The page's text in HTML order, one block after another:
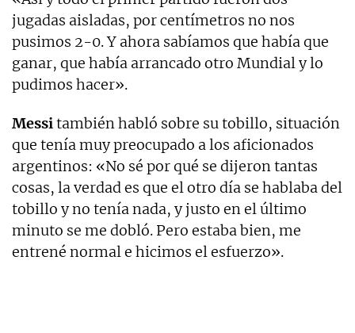
jugadas aisladas, por centímetros no nos
pusimos 2-0. Y ahora sabíamos que había que
ganar, que había arrancado otro Mundial y lo
pudimos hacer».
Messitambién habló sobre su tobillo, situación
que tenía muy preocupado a los aficionados
argentinos: «No sé por qué se dijeron tantas
cosas, la verdad es que el otro día se hablaba del
tobillo y no tenía nada, y justo en el último
minuto se me dobló. Pero estaba bien, me
entrené normal e hicimos el esfuerzo».